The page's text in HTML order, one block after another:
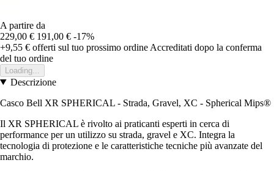
A partire da
229,00 € 191,00 € -17%
+9,55 € offerti sul tuo prossimo ordine Accreditati dopo la conferma
del tuo ordine
Loading...
Descrizione
Casco Bell XR SPHERICAL - Strada, Gravel, XC - Spherical Mips®
Il XR SPHERICAL è rivolto ai praticanti esperti in cerca di
performance per un utilizzo su strada, gravel e XC. Integra la
tecnologia di protezione e le caratteristiche tecniche più avanzate del
marchio.